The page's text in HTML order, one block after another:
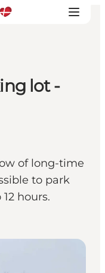
lot -
of long-time
to park
hours.